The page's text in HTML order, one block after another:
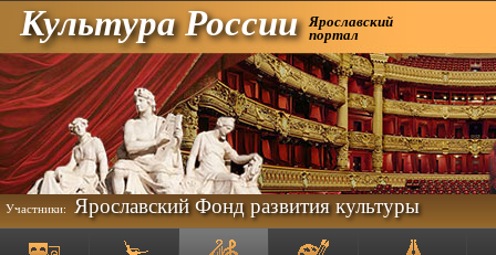
Культура России Ярославский
портал
Участники: Ярославский Фонд развития культуры